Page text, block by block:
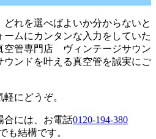
れを選べばよいか分からないと
ムにカンタンな入力をしていた
空管専門店 ヴィンテージサウン
ウンドを叶える真空管を誠実にご
にどうぞ。
合には、お電話0120-194-380
も結構です。